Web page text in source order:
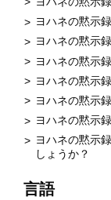
ヨハネの黙示
ヨハネの黙示
ヨハネの黙示
ヨハネの黙示
ヨハネの黙示
ヨハネの黙示
ヨハネの黙示
しょうか？
言語